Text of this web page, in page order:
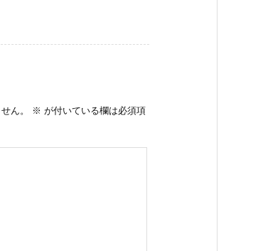
ん。 ※ が付いている欄は必須項